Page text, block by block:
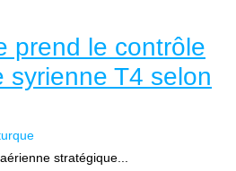
prend le contrôle
T4 selon
stratégique...